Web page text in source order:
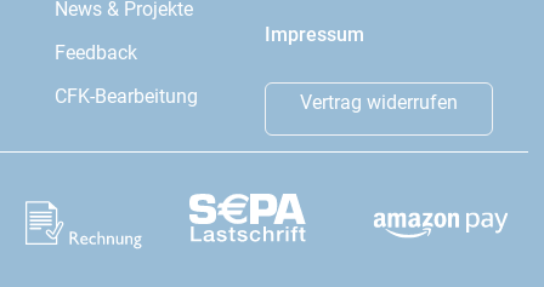
News & Projekte
Feedback
CFK-Bearbeitung
Impressum
Vertrag widerrufen